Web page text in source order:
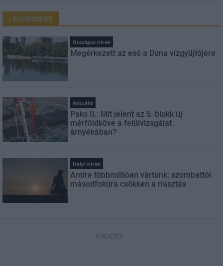
LEGFRISSEBB
Országos hírek
Megérkezett az eső a Duna vízgyűjtőjére
Aktuális
Paks II.: Mit jelent az 5. blokk új
mérföldköve a felülvizsgálat
árnyékában?
Helyi hírek
Amire többmillióan vártunk: szombattól
másodfokúra csökken a riasztás
HIRDETÉS